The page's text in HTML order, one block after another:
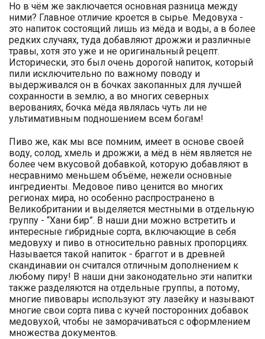
Но в чём же заключается основная разница между
ними? Главное отличие кроется в сырье. Медовуха -
это напиток состоящий лишь из мёда и воды, а в более
редких случаях, туда добавляют дрожжи и различные
травы, хотя это уже и не оригинальный рецепт.
Исторически, это был очень дорогой напиток, который
пили исключительно по важному поводу и
выдерживался он в бочках закопанных для лучшей
сохранности в землю, а во многих северных
верованиях, бочка мёда являлась чуть ли не
ультимативным подношением всем богам!
Пиво же, как мы все помним, имеет в основе своей
воду, солод, хмель и дрожжи, а мёд в нём является не
более чем вкусовой добавкой, которую добавляют в
несравнимо меньшем объёме, нежели основные
ингредиенты. Медовое пиво ценится во многих
регионах мира, но особенно распространено в
Великобритании и выделяется местными в отдельную
группу - “Хани бир”. В наши дни можно встретить и
интересные гибридные сорта, включающие в себя
медовуху и пиво в относительно равных пропорциях.
Называется такой напиток - браггот и в древней
скандинавии он считался отличным дополнением к
любому пиру! В наши дни законодательно эти напитки
также разделяются на отдельные группы, а потому,
многие пивовары используют эту лазейку и называют
многие свои сорта пива с кучей посторонних добавок
медовухой, чтобы не заморачиваться с оформлением
множества документов.